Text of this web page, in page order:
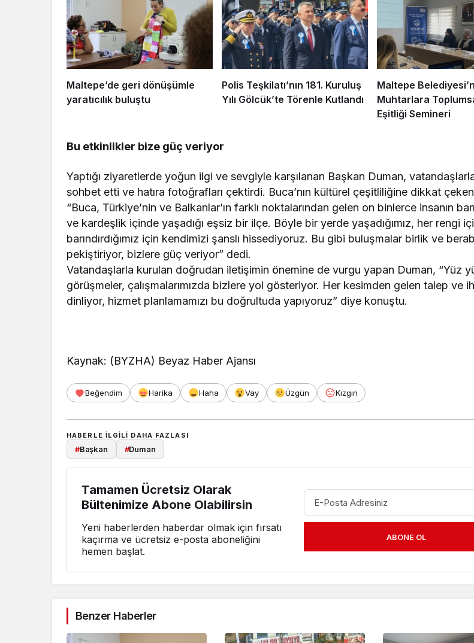
Maltepe’de geri dönüşümle
yaratıcılık buluştu
Polis Teşkilatı’nın 181. Kuruluş
Yılı Gölcük’te Törenle Kutlandı
Maltepe
Muhtarlara
Eşitliği Semineri
Bu etkinlikler bize güç veriyor
Yaptığı ziyaretlerde yoğun ilgi ve sevgiyle karşılanan Başkan Duman,
sohbet etti ve hatıra fotoğrafları çektirdi. Buca’nın kültürel çeşitliliğine dikkat
“Buca, Türkiye’nin ve Balkanlar’ın farklı noktalarından gelen on binlerce insanın
ve kardeşlik içinde yaşadığı eşsiz bir ilçe. Böyle bir yerde yaşadığımız, her rengi
barındırdığımız için kendimizi şanslı hissediyoruz. Bu gibi buluşmalar birlik ve
pekiştiriyor, bizlere güç veriyor” dedi.
Vatandaşlarla kurulan doğrudan iletişimin önemine de vurgu yapan Duman, “Yüz
görüşmeler, çalışmalarımızda bizlere yol gösteriyor. Her kesimden gelen talep ve
dinliyor, hizmet planlamamızı bu doğrultuda yapıyoruz” diye konuştu.
Kaynak: (BYZHA) Beyaz Haber Ajansı
Beğendim Harika Haha Vay Üzgün Kızgın
HABERLE ILGILI DAHA FAZLASI
#Başkan #Duman
Tamamen Ücretsiz Olarak
Bültenimize Abone Olabilirsin
Yeni haberlerden haberdar olmak için fırsatı
kaçırma ve ücretsiz e-posta aboneliğini
hemen başlat.
ABONE OL
Benzer Haberler